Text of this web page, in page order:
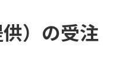
）の受注